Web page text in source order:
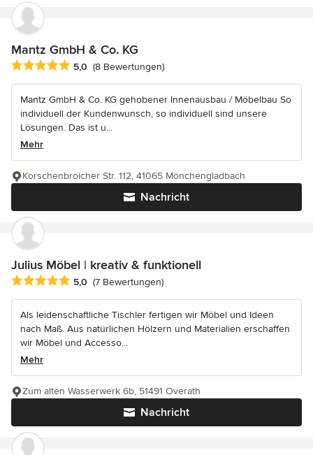
Mantz GmbH & Co. KG
Durchschnittliche Bewertung: 5 von 5 Sternen
5,0 (8 Bewertungen)
Mantz GmbH & Co. KG gehobener Innenausbau / Möbelbau So
individuell der Kundenwunsch, so individuell sind unsere
Lösungen. Das ist u...
Mehr
Nachricht
Korschenbroicher Str. 112, 41065 Mönchengladbach
Julius Möbel | kreativ & funktionell
Durchschnittliche Bewertung: 5 von 5 Sternen
5,0 (7 Bewertungen)
Als leidenschaftliche Tischler fertigen wir Möbel und Ideen
nach Maß. Aus natürlichen Hölzern und Materialien erschaffen
wir Möbel und Accesso...
Mehr
Nachricht
Zum alten Wasserwerk 6b, 51491 Overath